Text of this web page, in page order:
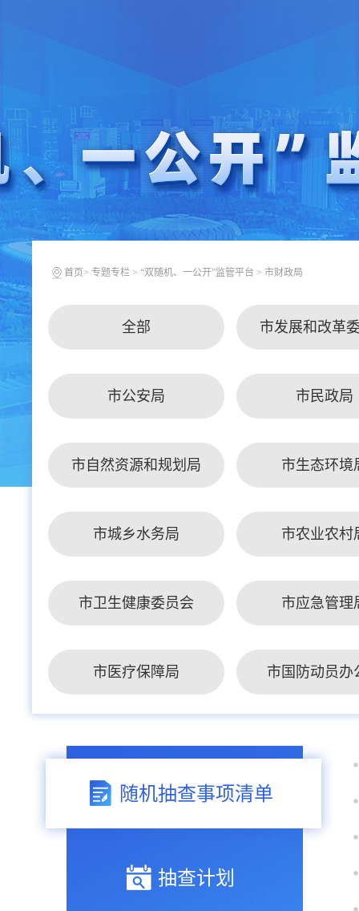
首页 > 专题专栏 > “双随机、一公开”监管平台 > 市财政局
全部 市发展和改革
市公安局 市民政局
市自然资源和规划局 市生态环境
市城乡水务局 市农业农村
市卫生健康委员会 市应急管理
市医疗保障局 市国防动员办
随机抽查事项清单
抽查计划